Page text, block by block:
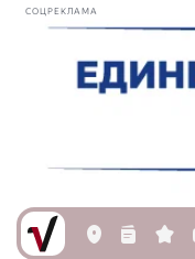
СОЦРЕКЛАМА
L n s